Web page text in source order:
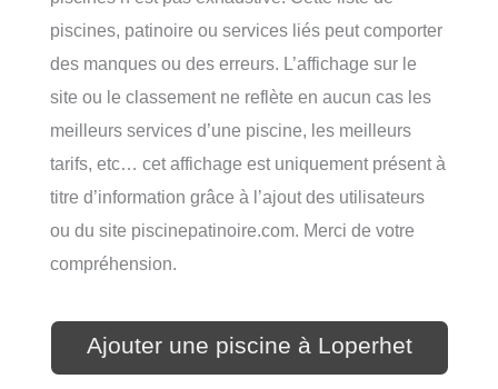
piscines, patinoire ou services liés peut comporter
des manques ou des erreurs. L’affichage sur le
site ou le classement ne reflète en aucun cas les
meilleurs services d’une piscine, les meilleurs
tarifs, etc… cet affichage est uniquement présent à
titre d’information grâce à l’ajout des utilisateurs
ou du site piscinepatinoire.com. Merci de votre
compréhension.
Ajouter une piscine à Loperhet